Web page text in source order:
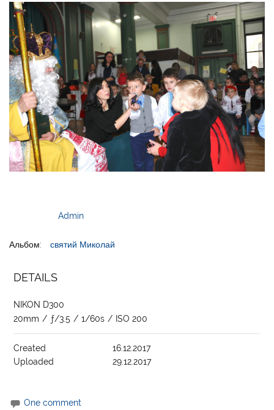
Admin
Альбом: святий Миколай
DETAILS
NIKON D300
20mm / ƒ/3.5 / 1/60s / ISO 200
Created
16.12.2017
Uploaded
29.12.2017
One comment